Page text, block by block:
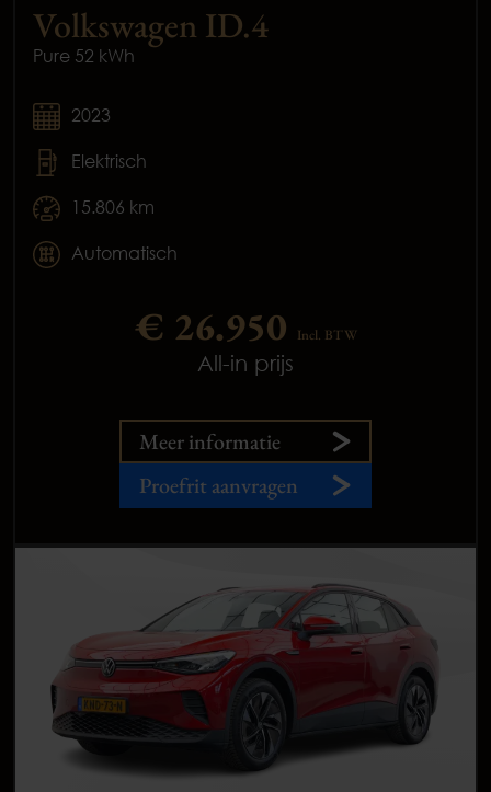
Volkswagen ID.4
Pure 52 kWh
2023
Elektrisch
15.806 km
Automatisch
€ 26.950 Incl. BTW
All-in prijs
Meer informatie
Proefrit aanvragen